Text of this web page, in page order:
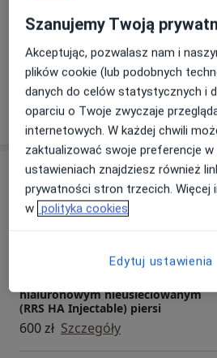
wiadomości prywatnej.
Usługi i ceny
Konsultacja z zakresu medycyny
estetycznej
hialuronowym nieusieciowanym
(RRS HA Injectable) piersi
600 zł Szczegóły
Szanujemy Twoją
Akceptując, pozwalasz nam i
plików cookie (lub podobnych
danych do celów statystycznych i
oparciu o Twoje zwyczaje
internetowych. W każdej chwili
zaktualizować swoje preferencje w
ustawieniach znajdziesz również
prywatności stron trzecich. Więcej
w polityka cookies
Edytuj ustawienia